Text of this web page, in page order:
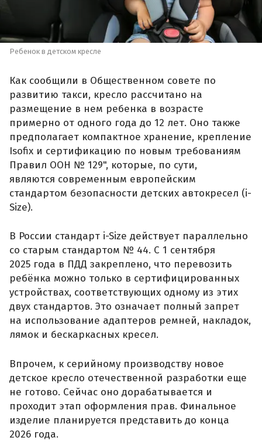
Ребенок в детском кресле
Как сообщили в Общественном совете по
развитию такси, кресло рассчитано на
размещение в нем ребенка в возрасте
примерно от одного года до 12 лет. Оно также
предполагает компактное хранение, крепление
Isofix и сертификацию по новым требованиям
Правил ООН № 129", которые, по сути,
являются современным европейским
стандартом безопасности детских автокресел (i-
Size).
В России стандарт i-Size действует параллельно
со старым стандартом № 44. С 1 сентября
2025 года в ПДД закреплено, что перевозить
ребёнка можно только в сертифицированных
устройствах, соответствующих одному из этих
двух стандартов. Это означает полный запрет
на использование адаптеров ремней, накладок,
лямок и бескаркасных кресел.
Впрочем, к серийному производству новое
детское кресло отечественной разработки еще
не готово. Сейчас оно дорабатывается и
проходит этап оформления прав. Финальное
изделие планируется представить до конца
2026 года.